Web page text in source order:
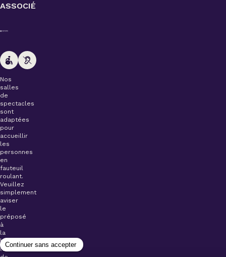
ASSOCIÉ
Nos
salles
de
spectacles
sont
adaptées
pour
accueillir
les
personnes
en
fauteuil
roulant.
Veuillez
simplement
aviser
le
préposé
à
la
billetterie
lors